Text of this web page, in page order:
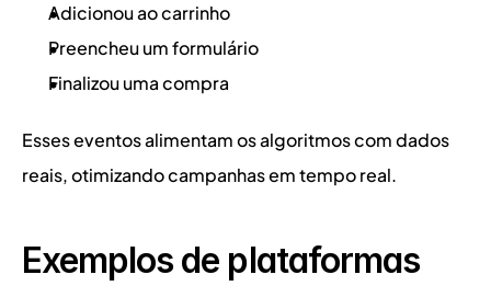
Adicionou ao carrinho
Preencheu um formulário
Finalizou uma compra
Esses eventos alimentam os algoritmos com dados
reais, otimizando campanhas em tempo real.
Exemplos de plataformas